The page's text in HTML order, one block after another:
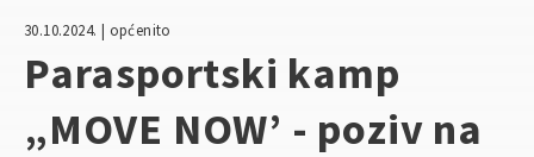
O nama
Članice
30.10.2024. | općenito
Parasportski kamp
„MOVE NOW’ - poziv na